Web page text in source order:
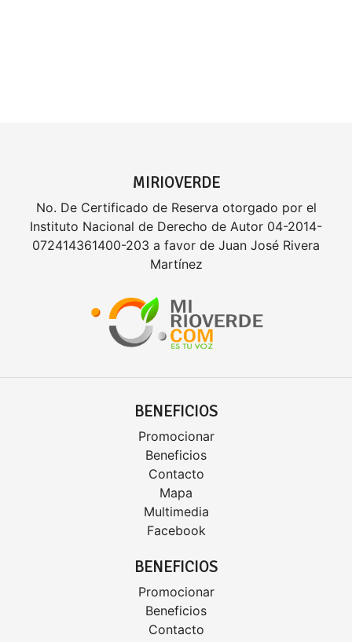
MIRIOVERDE
No. De Certificado de Reserva otorgado por el
Instituto Nacional de Derecho de Autor 04-2014-
072414361400-203 a favor de Juan José Rivera
Martínez
BENEFICIOS
Promocionar
Beneficios
Contacto
Mapa
Multimedia
Facebook
BENEFICIOS
Promocionar
Beneficios
Contacto